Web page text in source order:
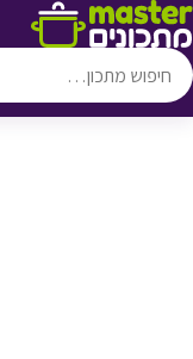
דלג לתוכן
♥ הוספה